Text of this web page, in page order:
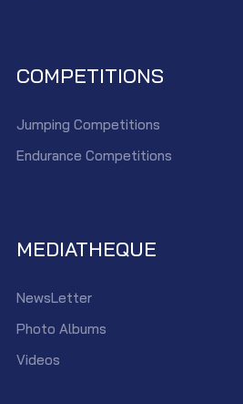
COMPETITIONS
Jumping Competitions
Endurance Competitions
MEDIATHEQUE
NewsLetter
Photo Albums
Videos